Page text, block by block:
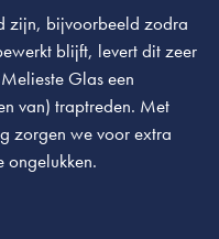
zijn, bijvoorbeeld zodra
blijft, levert dit zeer
Glas een
van) traptreden. Met
zorgen we voor extra
ongelukken.